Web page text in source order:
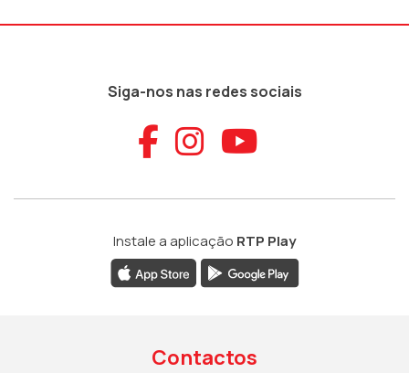
Siga-nos nas redes sociais
Aceder ao
Aceder ao
Aceder
Instale a aplicação RTP Play
Contactos